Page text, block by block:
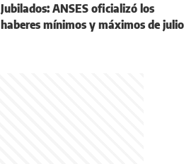
Jubilados: ANSES oficializó los
haberes mínimos y máximos de julio